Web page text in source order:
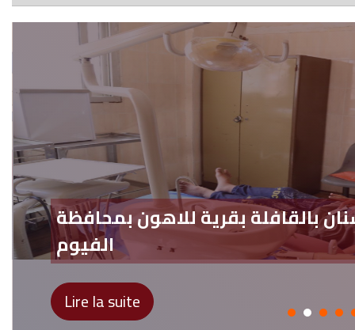
بالقافلة بقرية للاهون بمحافظة
الفيوم
Lire la suite